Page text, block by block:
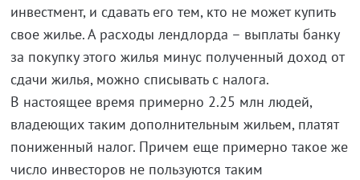
инвестмент, и сдавать его тем, кто не может купить
свое жилье. А расходы лендлорда – выплаты банку
за покупку этого жилья минус полученный доход от
сдачи жилья, можно списывать с налога.
В настоящее время примерно 2.25 млн людей,
владеющих таким дополнительным жильем, платят
пониженный налог. Причем еще примерно такое же
число инвесторов не пользуются таким